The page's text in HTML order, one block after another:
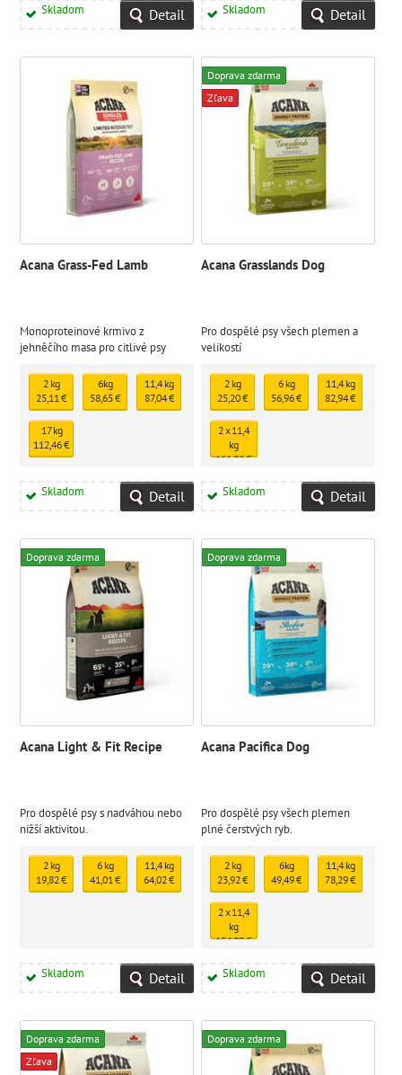
Skladom Detail Skladom Detail
Acana Grass-Fed Lamb
Monoproteinové krmivo z
jehněčího masa pro citlivé psy
2 kg
25,11 €
6kg
58,65 €
11,4 kg
87,04 €
17 kg
112,46 €
Skladom Detail
Doprava zdarma
Zľava
Acana Grasslands Dog
Pro dospělé psy všech plemen a
velikostí
2 kg
25,20 €
6 kg
56,96 €
11,4 kg
82,94 €
2 x 11,4
kg
161,86 €
Skladom Detail
Doprava zdarma
Acana Light & Fit Recipe
Pro dospělé psy s nadváhou nebo
nižší aktivitou.
2 kg
19,82 €
6 kg
41,01 €
11,4 kg
64,02 €
Skladom Detail
Doprava zdarma
Acana Pacifica Dog
Pro dospělé psy všech plemen
plné čerstvých ryb.
2 kg
23,92 €
6kg
49,49 €
11,4 kg
78,29 €
2 x 11,4
kg
154,89 €
Skladom Detail
Doprava zdarma
Zľava
Doprava zdarma